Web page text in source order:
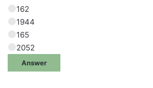
162
1944
165
2052
Answer